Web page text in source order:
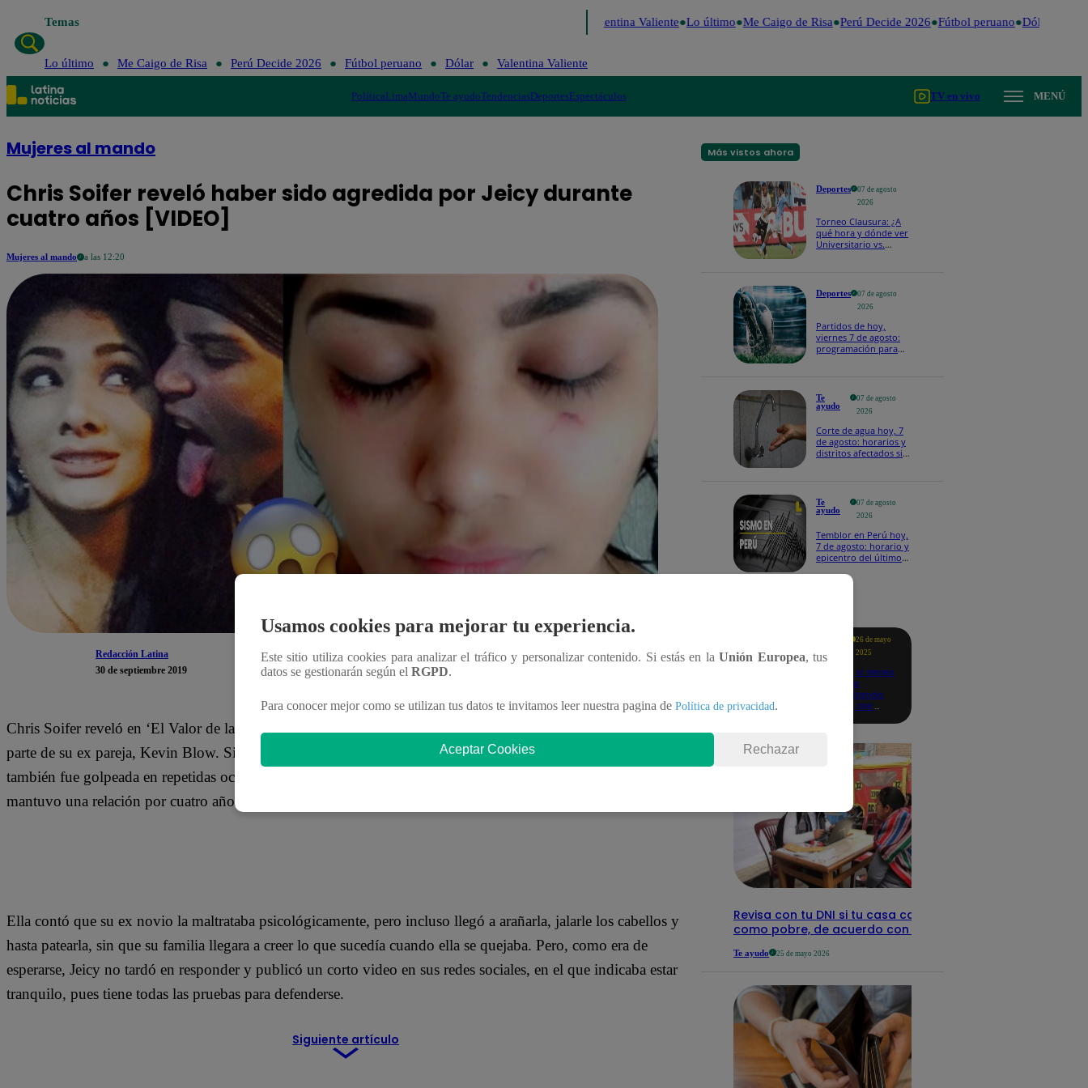
Temas Valentina Valiente Lo último Me Caigo de Risa Perú Decide 2026 Fútbol peruano Dólar
Lo último Me Caigo de Risa Perú Decide 2026 Fútbol peruano Dólar Valentina Valiente
PolíticaLimaMundoTe ayudoTendenciasDeportesEspectáculos TV en vivo MENÚ
Mujeres al mando
Chris Soifer reveló haber sido agredida por Jeicy durante
cuatro años [VIDEO]
Mujeres al mando a las 12:20
Redacción Latina
30 de septiembre 2019
Compartir
Chris Soifer reveló en ‘El Valor de la Verdad’ que su hermana Michelle había sido víctima de agresiones por
parte de su ex pareja, Kevin Blow. Sin embargo, la ex chica reality sorprendió a muchos al confesar que ella
también fue golpeada en repetidas ocasiones por Jeicy Pérez, el dominicano amigo de Kevin con quien
mantuvo una relación por cuatro años.
Ella contó que su ex novio la maltrataba psicológicamente, pero incluso llegó a arañarla, jalarle los cabellos y
hasta patearla, sin que su familia llegara a creer lo que sucedía cuando ella se quejaba. Pero, como era de
esperarse, Jeicy no tardó en responder y publicó un corto video en sus redes sociales, en el que indicaba estar
tranquilo, pues tiene todas las pruebas para defenderse.
Siguiente artículo
Más vistos ahora
Deportes
07 de agosto
2026
Torneo Clausura: ¿A
qué hora y dónde ver
Universitario vs.
Deportes
07 de agosto
2026
Partidos de hoy,
viernes 7 de agosto:
programación para
Te
ayudo
07 de agosto
2026
Corte de agua hoy, 7
de agosto: horarios y
distritos afectados sin
Te
ayudo
07 de agosto
2026
Temblor en Perú hoy,
7 de agosto: horario y
epicentro del último
26 de mayo
2025
Revisa si tienes
deudas
consultando
con tu DNI:
detalles
Revisa con tu DNI si tu casa califica
como pobre, de acuerdo con el Sisfoh
Te ayudo 25 de mayo 2026
Usamos cookies para mejorar tu experiencia.
Este sitio utiliza cookies para analizar el tráfico y personalizar contenido. Si estás en laUnión Europea, tus
datos se gestionarán según el RGPD.
Para conocer mejor como se utilizan tus datos te invitamos leer nuestra pagina de Política de privacidad.
Aceptar Cookies Rechazar